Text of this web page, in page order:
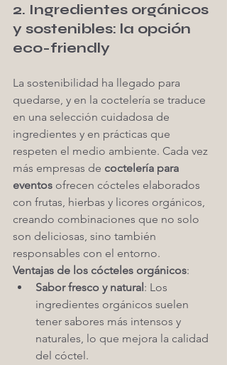
2. Ingredientes orgánicos
y sostenibles: la opción
eco-friendly
La sostenibilidad ha llegado para
quedarse, y en la coctelería se traduce
en una selección cuidadosa de
ingredientes y en prácticas que
respeten el medio ambiente. Cada vez
más empresas de coctelería para
eventos ofrecen cócteles elaborados
con frutas, hierbas y licores orgánicos,
creando combinaciones que no solo
son deliciosas, sino también
responsables con el entorno.
Ventajas de los cócteles orgánicos:
Sabor fresco y natural: Los
ingredientes orgánicos suelen
tener sabores más intensos y
naturales, lo que mejora la calidad
del cóctel.